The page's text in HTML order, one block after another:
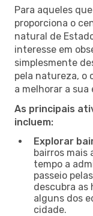
Para aqueles
proporciona o
natural de
interesse em
simplesmente
pela natureza, o
a melhorar a sua
As principais
incluem:
Explorar
bairros mais
tempo a
passeio
descubra
alguns dos
cidade.